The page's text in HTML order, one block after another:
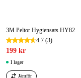
3M Peltor Hygiensats HY82
4.7 (3)
199 kr
I lager
Jämför